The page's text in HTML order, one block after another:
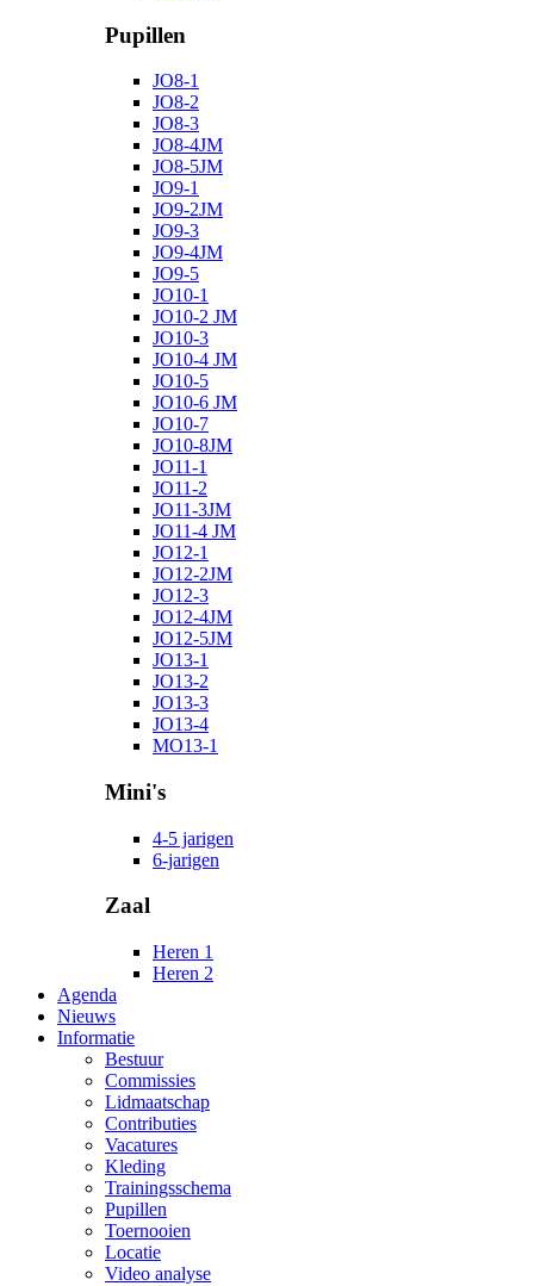
Pupillen
JO8-1
JO8-2
JO8-3
JO8-4JM
JO8-5JM
JO9-1
JO9-2JM
JO9-3
JO9-4JM
JO9-5
JO10-1
JO10-2 JM
JO10-3
JO10-4 JM
JO10-5
JO10-6 JM
JO10-7
JO10-8JM
JO11-1
JO11-2
JO11-3JM
JO11-4 JM
JO12-1
JO12-2JM
JO12-3
JO12-4JM
JO12-5JM
JO13-1
JO13-2
JO13-3
JO13-4
MO13-1
Mini's
4-5 jarigen
6-jarigen
Zaal
Heren 1
Heren 2
Agenda
Nieuws
Informatie
Bestuur
Commissies
Lidmaatschap
Contributies
Vacatures
Kleding
Trainingsschema
Pupillen
Toernooien
Locatie
Video analyse